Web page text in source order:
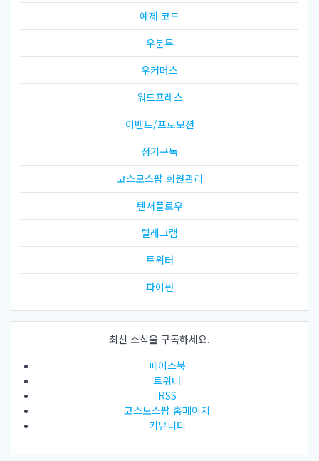
예제 코드
우분투
우커머스
워드프레스
이벤트/프로모션
정기구독
코스모스팜 회원관리
텐서플로우
텔레그램
트위터
파이썬
최신 소식을 구독하세요.
페이스북
트위터
RSS
코스모스팜 홈페이지
커뮤니티